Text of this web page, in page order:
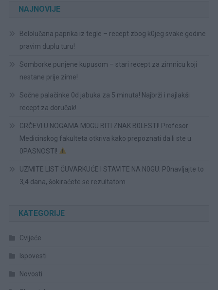
NAJNOVIJE
Belolučana paprika iz tegle – recept zbog k0jeg svake godine
pravim duplu turu!
Somborke punjene kupusom – stari recept za zimnicu koji
nestane prije zime!
Sočne palačinke 0d jabuka za 5 minuta! Najbrži i najlakši
recept za doručak!
GRČEVI U NOGAMA M0GU BITI ZNAK B0LESTI! Profesor
Medicinskog fakulteta otkriva kako prepoznati da li ste u
0PASNOSTI!
UZMITE LIST ČUVARKUĆE I STAVITE NA N0GU: P0navljajte to
3,4 dana, šokiraćete se rezultatom
KATEGORIJE
Cvijeće
Ispovesti
Novosti